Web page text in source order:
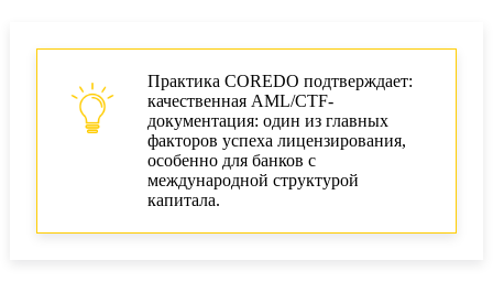
Практика COREDO подтверждает:
качественная AML/CTF-
документация: один из главных
факторов успеха лицензирования,
особенно для банков с
международной структурой
капитала.